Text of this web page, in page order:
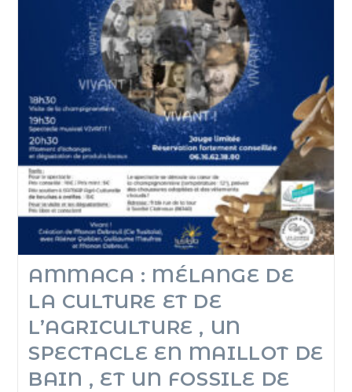
AMMACA : MÉLANGE DE
LA CULTURE ET DE
L’AGRICULTURE , UN
SPECTACLE EN MAILLOT DE
BAIN , ET UN FOSSILE DE